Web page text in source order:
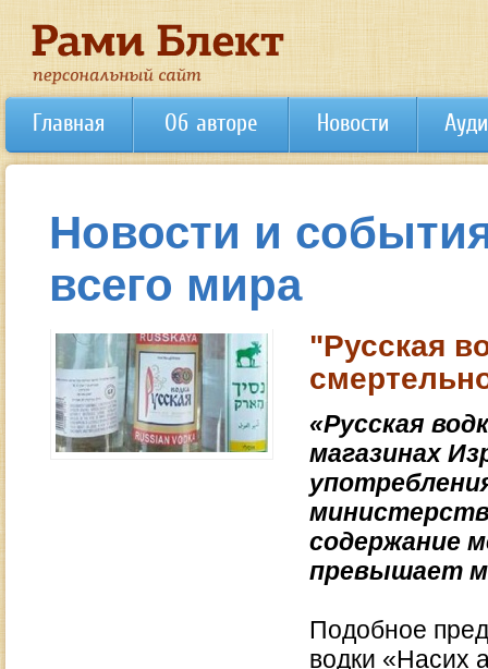
Главная Об авторе Новости
Новости и
всего мира
"Русская
«Русская
магазинах
содержание
превышает
Подобное
водки «Насих